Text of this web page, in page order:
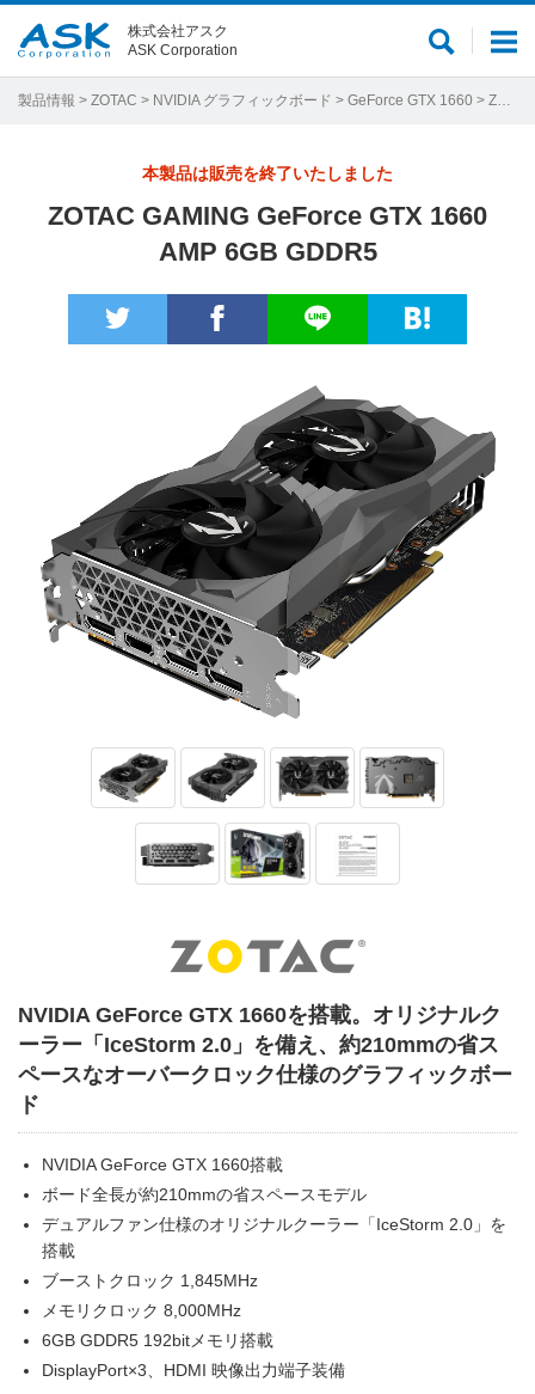
メ
ュ
サ
ト
株式会社アスク
ASK Corporation
製品情報 > ZOTAC > NVIDIA グラフィックボード > GeForce GTX 1660 > ZOTAC GAMING GeForce GTX 1660 AMP 6GB GDDR5
本製品は販売を終了いたしました
ZOTAC GAMING GeForce GTX 1660
AMP 6GB GDDR5
NVIDIA GeForce GTX 1660を搭載。オリジナルク
ーラー「IceStorm 2.0」を備え、約210mmの省ス
ペースなオーバークロック仕様のグラフィックボー
ド
NVIDIA GeForce GTX 1660搭載
ボード全長が約210mmの省スペースモデル
デュアルファン仕様のオリジナルクーラー「IceStorm 2.0」を
搭載
ブーストクロック 1,845MHz
メモリクロック 8,000MHz
6GB GDDR5 192bitメモリ搭載
DisplayPort×3、HDMI 映像出力端子装備